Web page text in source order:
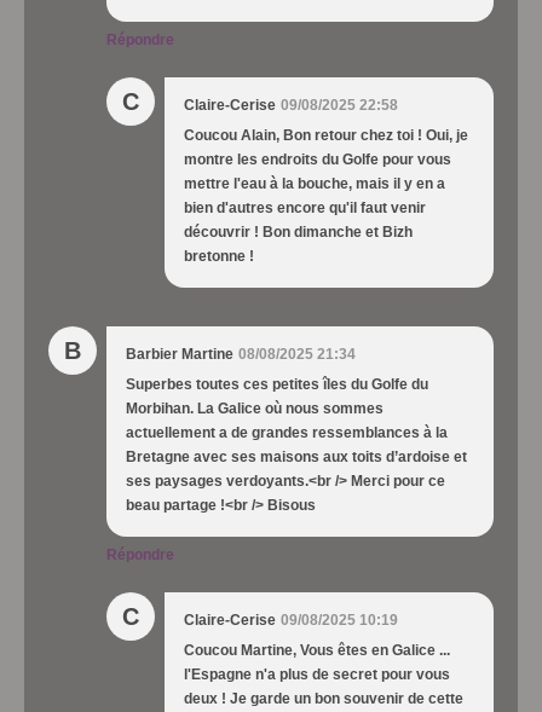
Répondre
C Claire-Cerise 09/08/2025 22:58
Coucou Alain, Bon retour chez toi ! Oui, je
montre les endroits du Golfe pour vous
mettre l'eau à la bouche, mais il y en a
bien d'autres encore qu'il faut venir
découvrir ! Bon dimanche et Bizh
bretonne !
B Barbier Martine 08/08/2025 21:34
Superbes toutes ces petites îles du Golfe du
Morbihan. La Galice où nous sommes
actuellement a de grandes ressemblances à la
Bretagne avec ses maisons aux toits d’ardoise et
ses paysages verdoyants.<br /> Merci pour ce
beau partage !<br /> Bisous
Répondre
C Claire-Cerise 09/08/2025 10:19
Coucou Martine, Vous êtes en Galice ...
l'Espagne n'a plus de secret pour vous
deux ! Je garde un bon souvenir de cette